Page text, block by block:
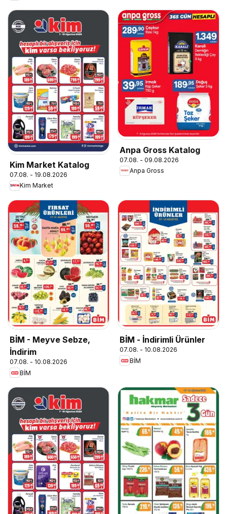
Kim Market Katalog
07.08. - 19.08.2026
Kim Market
Anpa Gross Katalog
07.08. - 09.08.2026
Anpa Gross
BİM - Meyve Sebze,
İndirim
07.08. - 10.08.2026
BİM
BİM - İndirimli Ürünler
07.08. - 10.08.2026
BİM